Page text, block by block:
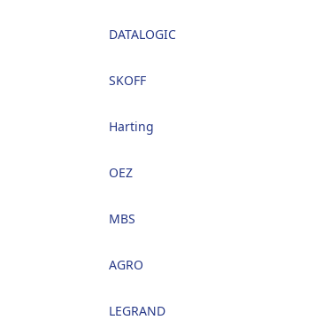
DATALOGIC
SKOFF
Harting
OEZ
MBS
AGRO
LEGRAND